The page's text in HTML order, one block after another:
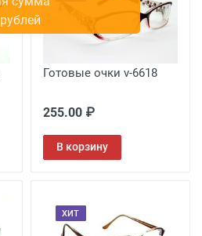
Готовые очки v-6618
255.00 ₽
В корзину
ХИТ